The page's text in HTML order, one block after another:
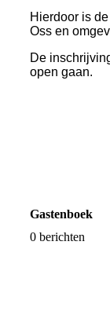
Hierdoor is
Oss en
De
open gaan.
Gastenboek
0 berichten